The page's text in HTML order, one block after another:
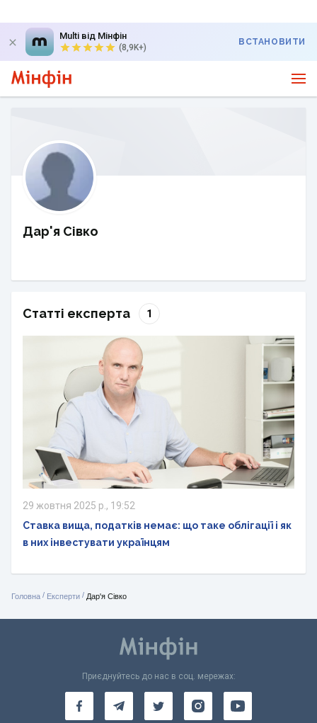
Multi від Мінфін
(8,9K+)
ВСТАНОВИТИ
Дар'я Сівко
Статті експерта 1
29 жовтня 2025 р., 19:52
Ставка вища, податків немає: що таке облігації і як
в них інвестувати українцям
Головна / Експерти / Дар'я Сівко
Приєднуйтесь до нас в соц. мережах: